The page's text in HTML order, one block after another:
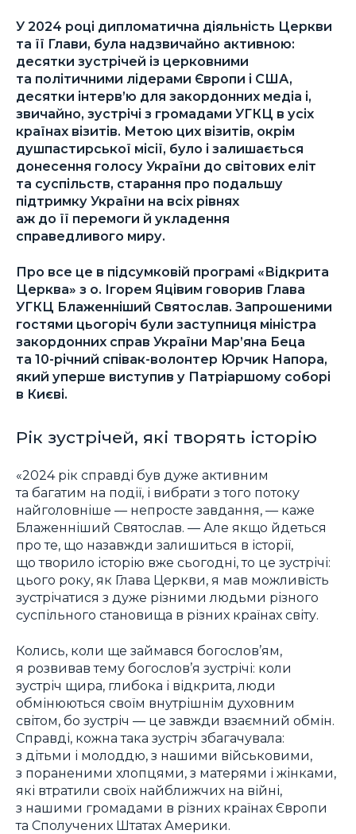
У 2024 році дипломатична діяльність Церкви
та її Глави, була надзвичайно активною:
десятки зустрічей із церковними
та політичними лідерами Європи і США,
десятки інтерв’ю для закордонних медіа і,
звичайно, зустрічі з громадами УГКЦ в усіх
країнах візитів. Метою цих візитів, окрім
душпастирської місії, було і залишається
донесення голосу України до світових еліт
та суспільств, старання про подальшу
підтримку України на всіх рівнях
аж до її перемоги й укладення
справедливого миру.
Про все це в підсумковій програмі «Відкрита
Церква» з о. Ігорем Яцівим говорив Глава
УГКЦ Блаженніший Святослав. Запрошеними
гостями цьогоріч були заступниця міністра
закордонних справ України Мар’яна Беца
та 10-річний співак-волонтер Юрчик Напора,
який уперше виступив у Патріаршому соборі
в Києві.
Рік зустрічей, які творять історію
«2024 рік справді був дуже активним
та багатим на події, і вибрати з того потоку
найголовніше — непросте завдання, — каже
Блаженніший Святослав. — Але якщо йдеться
про те, що назавжди залишиться в історії,
що творило історію вже сьогодні, то це зустрічі:
цього року, як Глава Церкви, я мав можливість
зустрічатися з дуже різними людьми різного
суспільного становища в різних країнах світу.
Колись, коли ще займався богослов’ям,
я розвивав тему богослов’я зустрічі: коли
зустріч щира, глибока і відкрита, люди
обмінюються своїм внутрішнім духовним
світом, бо зустріч — це завжди взаємний обмін.
Справді, кожна така зустріч збагачувала:
з дітьми і молоддю, з нашими військовими,
з пораненими хлопцями, з матерями і жінками,
які втратили своїх найближчих на війні,
з нашими громадами в різних країнах Європи
та Сполучених Штатах Америки.